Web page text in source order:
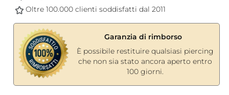
Oltre 100.000 clienti soddisfatti dal 2011
Garanzia di rimborso
È possibile restituire qualsiasi piercing
che non sia stato ancora aperto entro
100 giorni.